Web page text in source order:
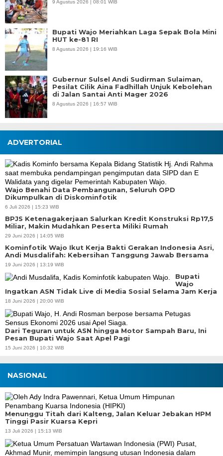
9 Agustus 2026 | 08:01 WIB
Bupati Wajo Meriahkan Laga Sepak Bola Mini
HUT ke-81 RI
8 Agustus 2026 | 19:16 WIB
Gubernur Sulsel Andi Sudirman Sulaiman,
Pesilat Cilik Aina Fadhillah Unjuk Kebolehan
di Jalan Santai Anti Mager 2026
8 Agustus 2026 | 16:57 WIB
ADVERTORIAL
Wajo Benahi Data Pembangunan, Seluruh OPD
Dikumpulkan di Diskominfotik
6 Juli 2026 | 15:23 WIB
BPJS Ketenagakerjaan Salurkan Kredit Konstruksi Rp17,5
Miliar, Makin Mudahkan Peserta Miliki Rumah
29 Juni 2026 | 14:05 WIB
Kominfotik Wajo Ikut Kerja Bakti Gerakan Indonesia Asri,
Andi Musdalifah: Kebersihan Tanggung Jawab Bersama
19 Juni 2026 | 13:19 WIB
Bupati
Wajo
Ingatkan ASN Tidak Live di Media Sosial Selama Jam Kerja
18 Juni 2026 | 20:00 WIB
Dari Teguran untuk ASN hingga Motor Sampah Baru, Ini
Pesan Bupati Wajo Saat Apel Pagi
15 Juni 2026 | 10:32 WIB
NASIONAL
Menunggu Titah dari Kalteng, Jalan Keluar Jebakan HPM
Tinggi Pasir Kuarsa Kepri
13 Juli 2026 | 15:13 WIB